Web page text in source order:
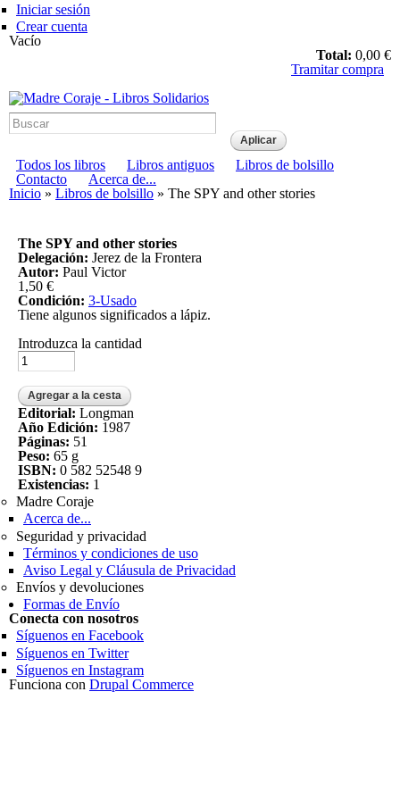
Iniciar sesión
Crear cuenta
Vacío
Total: 0,00 €
Tramitar compra
Solidarios
Menú principal
Todos los libros Libros antiguos
Libros de bolsillo
Menú secundario
Contacto
Acerca de...
Usted está aquí
Inicio » Libros de bolsillo » The SPY and other stories
The SPY and other stories
Delegación: Jerez de la Frontera
Autor: Paul Victor
1,50 €
Condición: 3-Usado
Tiene algunos significados a lápiz.
Introduzca la cantidad
Editorial: Longman
Año Edición: 1987
Páginas: 51
Peso: 65 g
ISBN: 0 582 52548 9
Existencias: 1
Madre Coraje
Acerca de...
Seguridad y privacidad
Términos y condiciones de uso
Aviso Legal y Cláusula de Privacidad
Envíos y devoluciones
Formas de Envío
Conecta con nosotros
Síguenos en Facebook
Síguenos en Twitter
Síguenos en Instagram
Funciona con Drupal Commerce